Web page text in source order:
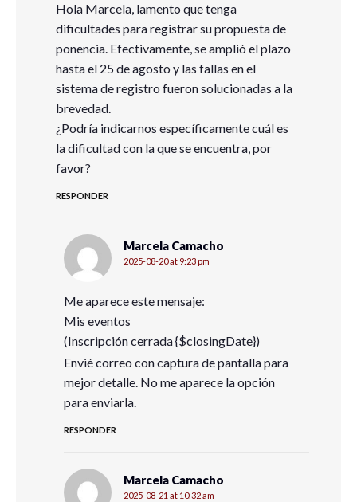
Hola Marcela, lamento que tenga
dificultades para registrar su propuesta de
ponencia. Efectivamente, se amplió el plazo
hasta el 25 de agosto y las fallas en el
sistema de registro fueron solucionadas a la
brevedad.
¿Podría indicarnos específicamente cuál es
la dificultad con la que se encuentra, por
favor?
RESPONDER
Marcela Camacho
2025-08-20 at 9:23 pm
Me aparece este mensaje:
Mis eventos
(Inscripción cerrada {$closingDate})
Envié correo con captura de pantalla para
mejor detalle. No me aparece la opción
para enviarla.
RESPONDER
Marcela Camacho
2025-08-21 at 10:32 am